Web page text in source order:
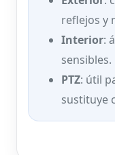
reflejos y
Interior:
sensibles.
PTZ: útil
sustituye